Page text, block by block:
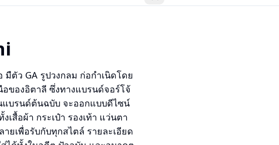
ตัว GA รูปวงกลม ก่อกำเนิดโดย
อของอิตาลี ซึ่งทางแบรนด์จอร์โจ้
แบรนด์ต้นฉบับ จะออกแบบดีไซน์
สื้อผ้า กระเป๋า รองเท้า แว่นตา
ยเพื่อรับกับทุกสไตล์ รายละเอียด